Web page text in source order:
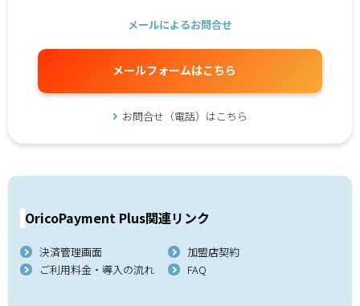
メールによるお問合せ
メールフォームはこちら
お問合せ（電話）はこちら
OricoPayment Plus関連リンク
決済管理画面
加盟店契約
ご利用料金・導入の流れ
FAQ